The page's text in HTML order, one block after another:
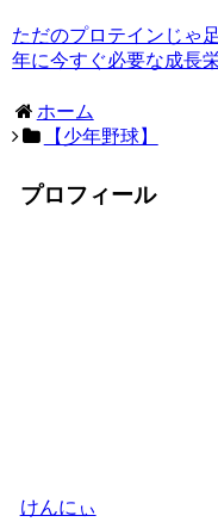
ただのプロテインじゃ
年に今すぐ必要な成長
ホーム
【少年野球】
プロフィール
けんにぃ